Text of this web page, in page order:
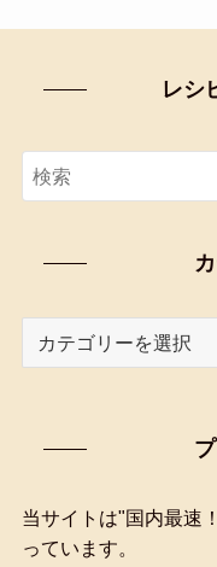
レシ
索
当サイトは"国内最速
っています。